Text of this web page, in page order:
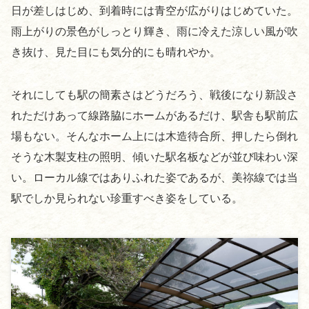
日が差しはじめ、到着時には青空が広がりはじめていた。
雨上がりの景色がしっとり輝き、雨に冷えた涼しい風が吹
き抜け、見た目にも気分的にも晴れやか。
それにしても駅の簡素さはどうだろう、戦後になり新設さ
れただけあって線路脇にホームがあるだけ、駅舎も駅前広
場もない。そんなホーム上には木造待合所、押したら倒れ
そうな木製支柱の照明、傾いた駅名板などが並び味わい深
い。ローカル線ではありふれた姿であるが、美祢線では当
駅でしか見られない珍重すべき姿をしている。